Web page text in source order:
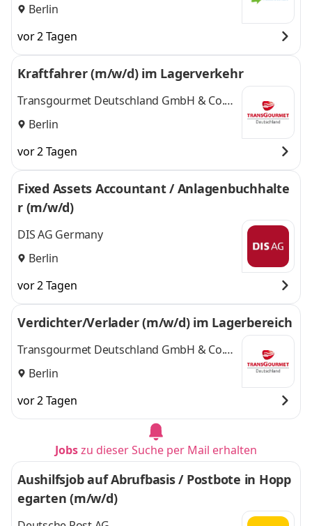
Berlin
vor 2 Tagen
Kraftfahrer (m/w/d) im Lagerverkehr
Transgourmet Deutschland GmbH & Co.
OHGBerlin
vor 2 Tagen
Fixed Assets Accountant / Anlagenbuchhalte
r (m/w/d)
DIS AG Germany
Berlin
vor 2 Tagen
Verdichter/Verlader (m/w/d) im Lagerbereich
Transgourmet Deutschland GmbH & Co.
OHGBerlin
vor 2 Tagen
Jobszu dieser Suche per Mail erhalten
Aushilfsjob auf Abrufbasis / Postbote in Hopp
egarten (m/w/d)